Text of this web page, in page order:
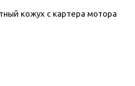
кожух с картера мотора